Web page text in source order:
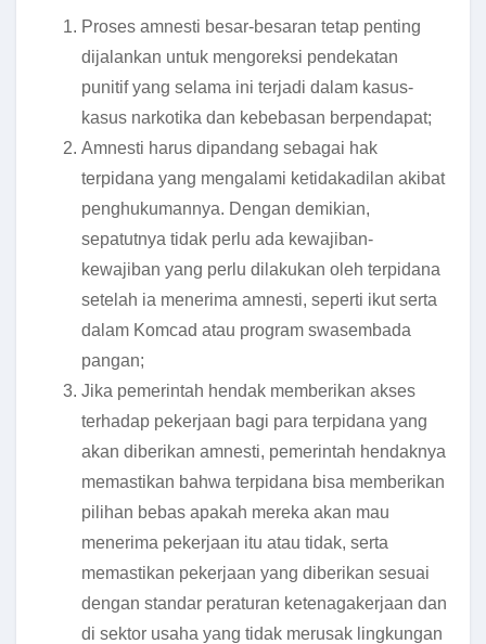
Proses amnesti besar-besaran tetap penting
dijalankan untuk mengoreksi pendekatan
punitif yang selama ini terjadi dalam kasus-
kasus narkotika dan kebebasan berpendapat;
Amnesti harus dipandang sebagai hak
terpidana yang mengalami ketidakadilan akibat
penghukumannya. Dengan demikian,
sepatutnya tidak perlu ada kewajiban-
kewajiban yang perlu dilakukan oleh terpidana
setelah ia menerima amnesti, seperti ikut serta
dalam Komcad atau program swasembada
pangan;
Jika pemerintah hendak memberikan akses
terhadap pekerjaan bagi para terpidana yang
akan diberikan amnesti, pemerintah hendaknya
memastikan bahwa terpidana bisa memberikan
pilihan bebas apakah mereka akan mau
menerima pekerjaan itu atau tidak, serta
memastikan pekerjaan yang diberikan sesuai
dengan standar peraturan ketenagakerjaan dan
di sektor usaha yang tidak merusak lingkungan